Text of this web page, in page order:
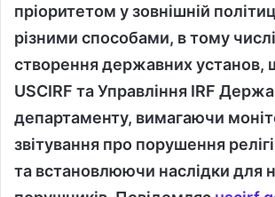
пріоритетом у зовнішній
різними способами, в тому
створення державних установ,
USCIRF та Управління IRF
департаменту, вимагаючи
звітування про порушення
та встановлюючи наслідки для